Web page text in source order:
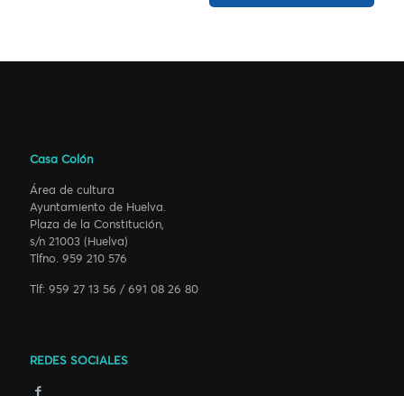
Casa Colón
Área de cultura
Ayuntamiento de Huelva.
Plaza de la Constitución,
s/n 21003 (Huelva)
Tlfno. 959 210 576
Tlf: 959 27 13 56 / 691 08 26 80
REDES SOCIALES